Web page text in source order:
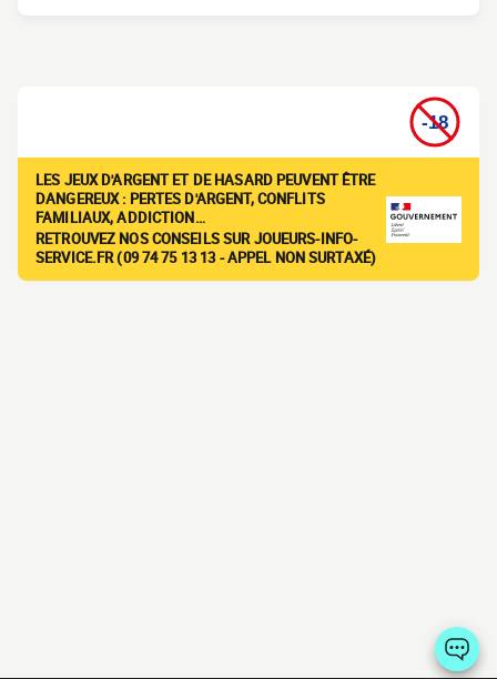
LES JEUX D'ARGENT ET DE HASARD PEUVENT ÊTRE
DANGEREUX : PERTES D'ARGENT, CONFLITS
FAMILIAUX, ADDICTION…
RETROUVEZ NOS CONSEILS SUR JOUEURS-INFO-
SERVICE.FR (09 74 75 13 13 - APPEL NON SURTAXÉ)